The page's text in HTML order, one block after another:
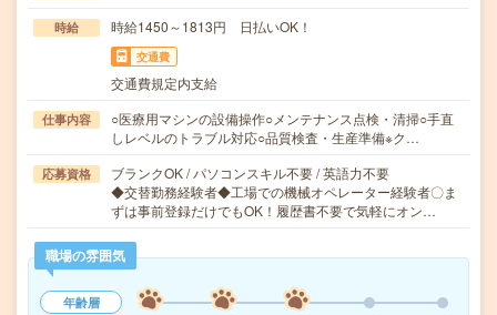
時給 時給1450～1813円 日払いOK！
交通費
交通費規定内支給
仕事内容
○医療用マシンの設備操作○メンテナンス点検・清掃○手直
しレベルのトラブル対応○品質検査・生産準備※ク…
応募資格
ブランクOK / パソコンスキル不要 / 英語力不要
◆交替勤務経験者◆工場での機械オペレーター経験者〇ま
ずは事前登録だけでもOK！履歴書不要で気軽にオン…
職場の雰囲気
年齢層